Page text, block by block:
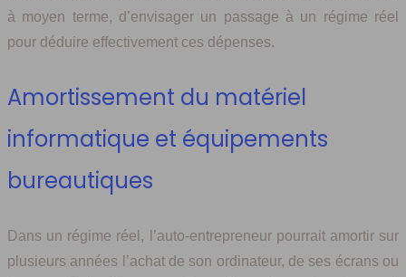
à moyen terme, d’envisager un passage à un régime réel
pour déduire effectivement ces dépenses.
Amortissement du matériel
informatique et équipements
bureautiques
Dans un régime réel, l’auto-entrepreneur pourrait amortir sur
plusieurs années l’achat de son ordinateur, de ses écrans ou